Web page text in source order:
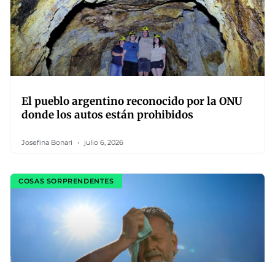
El pueblo argentino reconocido por la ONU
donde los autos están prohibidos
Josefina Bonari julio 6, 2026
COSAS SORPRENDENTES